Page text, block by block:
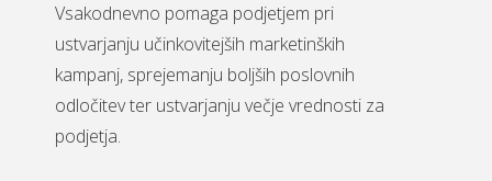
Vsakodnevno pomaga podjetjem pri
ustvarjanju učinkovitejših marketinških
kampanj, sprejemanju boljših poslovnih
odločitev ter ustvarjanju večje vrednosti za
podjetja.